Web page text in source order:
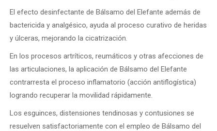
El efecto desinfectante de Bálsamo del Elefante además de
bactericida y analgésico, ayuda al proceso curativo de heridas
y úlceras, mejorando la cicatrización.
En los procesos artríticos, reumáticos y otras afecciones de
las articulaciones, la aplicación de Bálsamo del Elefante
contrarresta el proceso inflamatorio (acción antiflogística)
logrando recuperar la movilidad rápidamente.
Los esguinces, distensiones tendinosas y contusiones se
resuelven satisfactoriamente con el empleo de Bálsamo del